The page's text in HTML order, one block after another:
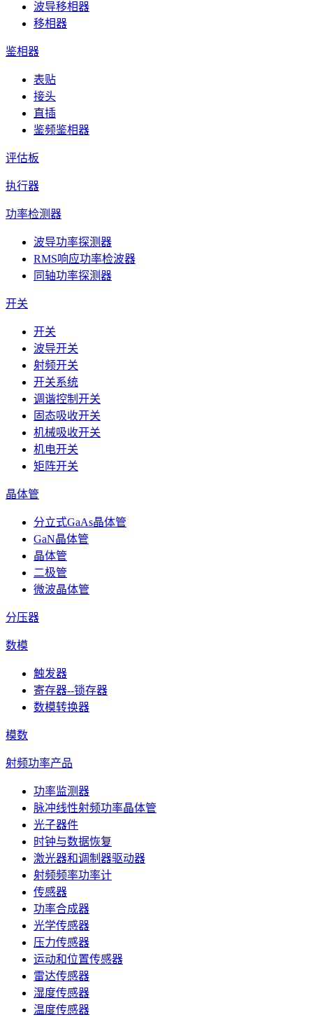
波导移相器
移相器
鉴相器
表贴
接头
直插
鉴频鉴相器
评估板
执行器
功率检测器
波导功率探测器
RMS响应功率检波器
同轴功率探测器
开关
开关
波导开关
射频开关
开关系统
调谐控制开关
固态吸收开关
机械吸收开关
机电开关
矩阵开关
晶体管
分立式GaAs晶体管
GaN晶体管
晶体管
二极管
微波晶体管
分压器
数模
触发器
寄存器--锁存器
数模转换器
模数
射频功率产品
功率监测器
脉冲线性射频功率晶体管
光子器件
时钟与数据恢复
激光器和调制器驱动器
射频频率功率计
传感器
功率合成器
光学传感器
压力传感器
运动和位置传感器
雷达传感器
湿度传感器
温度传感器